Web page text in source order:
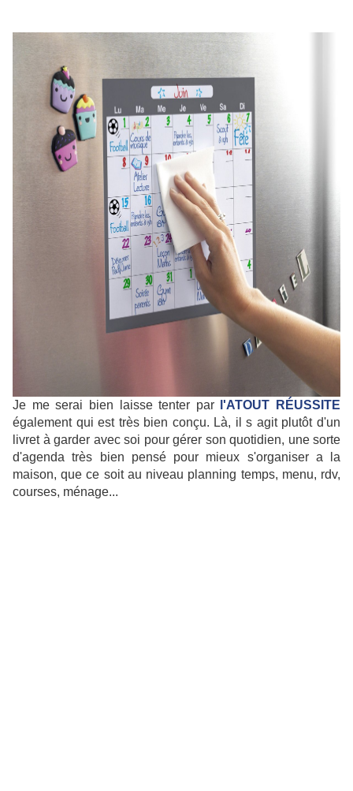
Je me serai bien laisse tenter par
l'ATOUT RÉUSSITE
également qui est très bien conçu. Là, il s agit plutôt d'un
livret à garder avec soi pour gérer son quotidien, une sorte
d'agenda très bien pensé pour mieux s'organiser a la
maison, que ce soit au niveau planning temps, menu, rdv,
courses, ménage...